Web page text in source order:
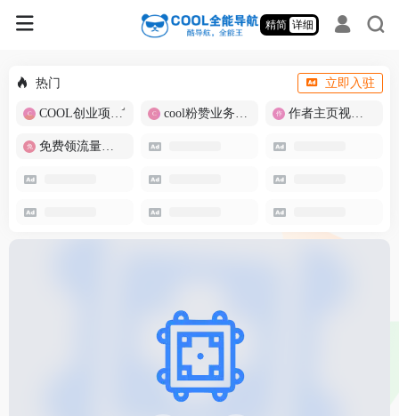
精简 详细
热门 立即入驻
COOL创业项目商城 cool粉赞业务商城【爆粉引流】 作者主页视频批量提取
免费领流量卡-包邮